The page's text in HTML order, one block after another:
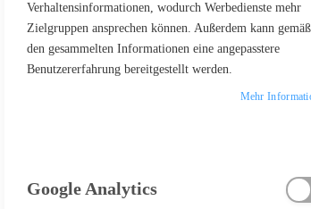
E-Mail
Verhaltensinformationen, wodurch Werbedienste mehr
Zielgruppen ansprechen können. Außerdem kann gemäß
den gesammelten Informationen eine angepasstere
Benutzererfahrung bereitgestellt werden.
Mehr
Google Analytics